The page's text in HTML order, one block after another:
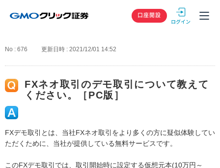
GMOクリック
口座開設
No : 676 更新日時 : 2021/12/01 14:52
FXネオ取引のデモ取引について教えて
ください。［PC版］
FXデモ取引とは、当社FXネオ取引をより多くの方に疑似体験してい
ただくために、当社が提供している無料サービスです。
このFXデモ取引では、取引開始時に設定する仮想元本(10万円～